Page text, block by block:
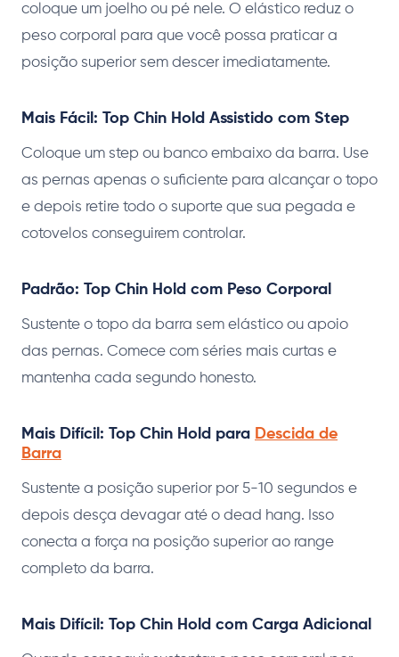
coloque um joelho ou pé nele. O elástico reduz o
peso corporal para que você possa praticar a
posição superior sem descer imediatamente.
Mais Fácil: Top Chin Hold Assistido com Step
Coloque um step ou banco embaixo da barra. Use
as pernas apenas o suficiente para alcançar o topo
e depois retire todo o suporte que sua pegada e
cotovelos conseguirem controlar.
Padrão: Top Chin Hold com Peso Corporal
Sustente o topo da barra sem elástico ou apoio
das pernas. Comece com séries mais curtas e
mantenha cada segundo honesto.
Mais Difícil: Top Chin Hold para Descida de
Barra
Sustente a posição superior por 5-10 segundos e
depois desça devagar até o dead hang. Isso
conecta a força na posição superior ao range
completo da barra.
Mais Difícil: Top Chin Hold com Carga Adicional